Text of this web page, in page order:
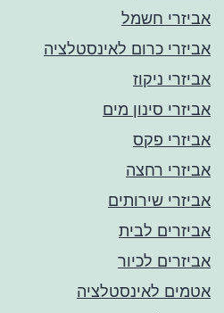
אביזרי חשמל
אביזרי כרום לאינסטלציה
אביזרי ניקוז
אביזרי סינון מים
אביזרי פקס
אביזרי רחצה
אביזרי שירותים
אביזרים לבית
אביזרים לכיור
אטמים לאינסטלציה